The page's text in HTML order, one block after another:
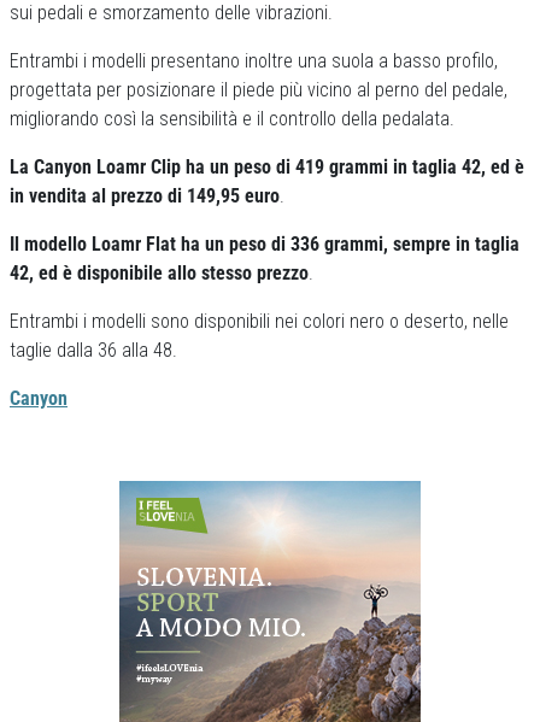
sui pedali e smorzamento delle vibrazioni.
Entrambi i modelli presentano inoltre una suola a basso profilo,
progettata per posizionare il piede più vicino al perno del pedale,
migliorando così la sensibilità e il controllo della pedalata.
La Canyon Loamr Clip ha un peso di 419 grammi in taglia 42, ed è
in vendita al prezzo di 149,95 euro.
Il modello Loamr Flat ha un peso di 336 grammi, sempre in taglia
42, ed è disponibile allo stesso prezzo.
Entrambi i modelli sono disponibili nei colori nero o deserto, nelle
taglie dalla 36 alla 48.
Canyon
Previous